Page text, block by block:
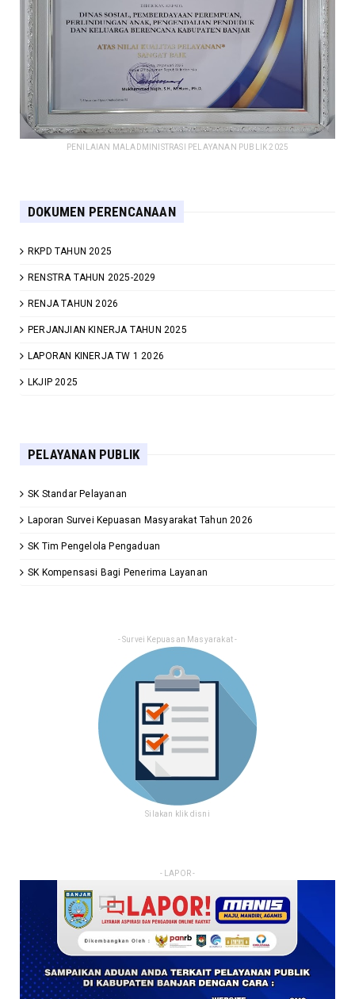
PENILAIAN MALADMINISTRASI PELAYANAN PUBLIK 2025
DOKUMEN PERENCANAAN
RKPD TAHUN 2025
RENSTRA TAHUN 2025-2029
RENJA TAHUN 2026
PERJANJIAN KINERJA TAHUN 2025
LAPORAN KINERJA TW 1 2026
LKJIP 2025
PELAYANAN PUBLIK
SK Standar Pelayanan
Laporan Survei Kepuasan Masyarakat Tahun 2026
SK Tim Pengelola Pengaduan
SK Kompensasi Bagi Penerima Layanan
- Survei Kepuasan Masyarakat -
Silakan klik disni
- LAPOR -